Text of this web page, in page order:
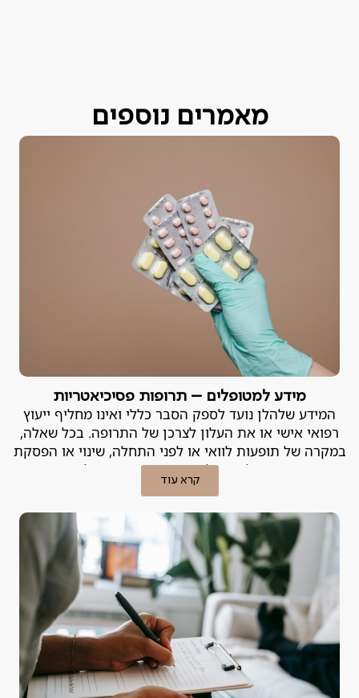
מאמרים נוספים
מידע למטופלים – תרופות פסיכיאטריות
המידע שלהלן נועד לספק הסבר כללי ואינו מחליף ייעוץ
רפואי אישי או את העלון לצרכן של התרופה. בכל שאלה,
במקרה של תופעות לוואי או לפני התחלה, שינוי או הפסקת
טיפול – יש להייועץ ברופא המטפל.
קרא עוד